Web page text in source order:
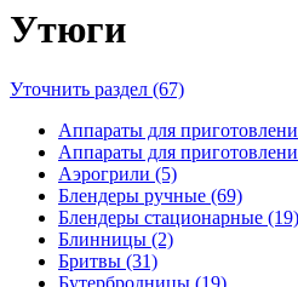
Утюги
Уточнить раздел (67)
Аппараты для
Аппараты для
Аэрогрили (5)
Блендеры ручные (69)
Блендеры стационарные (19)
Блинницы (2)
Бритвы (31)
Бутербродницы (19)